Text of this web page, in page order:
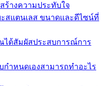
สร้างความประทับใจ
สแตนเลส ขนาดและดีไซน์ที่
ได้สัมผัสประสบการณ์การ
ำหนดเองสามารถทำอะไร